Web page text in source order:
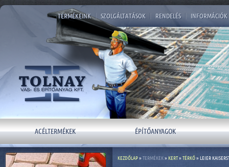
TERMÉKEINK SZOLGÁLTATÁSOK RENDELÉS INFORMÁCIÓK
ACÉLTERMÉKEK ÉPÍTŐANYAGOK
KEZDŐLAP» TERMÉKEK» KERT» TÉRKŐ» LEIER